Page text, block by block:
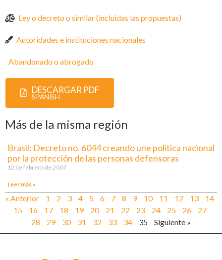
Ley o decreto o similar (incluidas las propuestas)
Autoridades e instituciones nacionales
Abandonado o abrogado
DESCARGAR PDF
SPANISH
Más de la misma región
Brasil: Decreto no. 6044 creando une política nacional
por la protección de las personas defensoras
12 de febrero de 2007
Leer más »
« Anterior 1 2 3 4 5 6 7 8 9 10 11 12 13
14
15
16 17 18 19 20 21 22 23 24 25 26
27
28
29 30 31 32 33 34 35 Siguiente »